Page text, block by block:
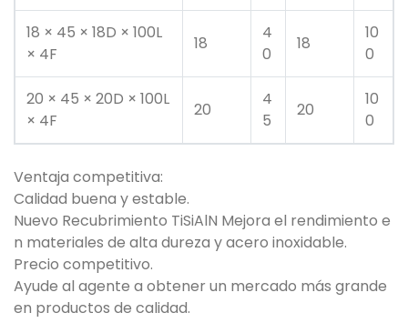
18 × 45 × 18D × 100L
× 4F
18
4
0
18
10
0
20 × 45 × 20D × 100L
× 4F
20
4
5
20
10
0
Ventaja competitiva:
Calidad buena y estable.
Nuevo Recubrimiento TiSiAlN Mejora el rendimiento e
n materiales de alta dureza y acero inoxidable.
Precio competitivo.
Ayude al agente a obtener un mercado más grande
en productos de calidad.